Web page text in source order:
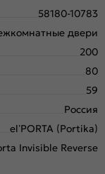
58180-10783
двери
200
80
59
Россия
el’PORTA (Portika)
Invisible Reverse